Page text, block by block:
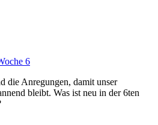
6
die Anregungen, damit unser
bleibt. Was ist neu in der 6ten